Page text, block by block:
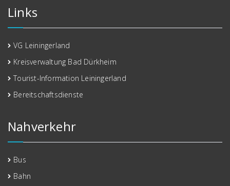
Links
VG Leiningerland
Kreisverwaltung Bad Dürkheim
Tourist-Information Leiningerland
Bereitschaftsdienste
Nahverkehr
Bus
Bahn